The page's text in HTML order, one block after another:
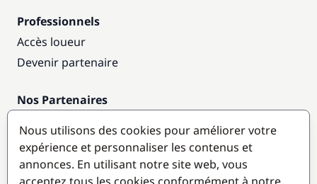
Professionnels
Accès loueur
Devenir partenaire
Nos Partenaires
Destinations populaires
Nous utilisons des cookies pour améliorer votre
expérience et personnaliser les contenus et
annonces. En utilisant notre site web, vous